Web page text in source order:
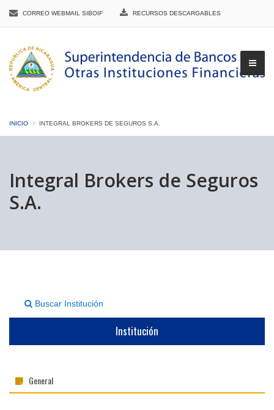
CORREO WEBMAIL SIBOIF RECURSOS DESCARGABLES
INICIO INTEGRAL BROKERS DE SEGUROS S.A.
Integral Brokers de Seguros
S.A.
Buscar Institución
Institución
General